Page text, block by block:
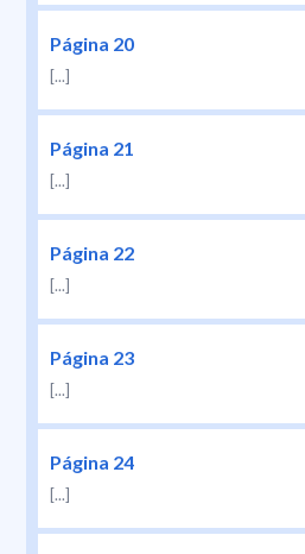
Página 20
[...]
Página 21
[...]
Página 22
[...]
Página 23
[...]
Página 24
[...]